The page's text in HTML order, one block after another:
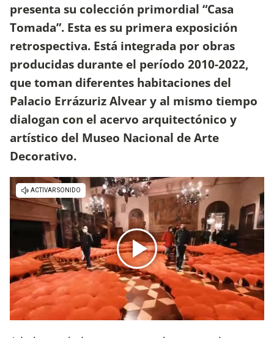
presenta su colección primordial “Casa
Tomada”. Esta es su primera exposición
retrospectiva. Está integrada por obras
producidas durante el período 2010-2022,
que toman diferentes habitaciones del
Palacio Errázuriz Alvear y al mismo tiempo
dialogan con el acervo arquitectónico y
artístico del Museo Nacional de Arte
Decorativo.